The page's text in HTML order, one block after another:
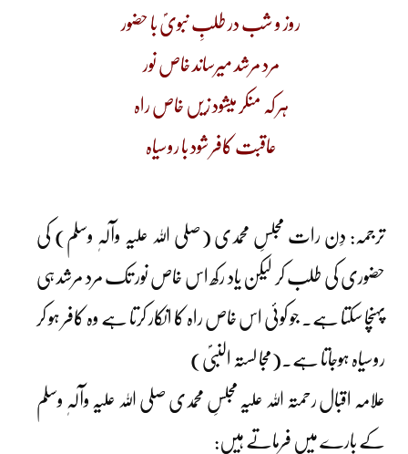
روز و شب در طلبِ نبویؐ با حضور
مرد مرشد میرساند خاص نور
ہر کہ منکر میشود زیں خاص راہ
عاقبت کافر شود با روسیاہ
ترجمہ: دِن رات مجلسِ محمدی (صلی اللہ علیہ وآلہٖ وسلم) کی
حضوری کی طلب کر لیکن یاد رکھ اس خاص نور تک مرد مرشد ہی
پہنچا سکتا ہے۔ جو کوئی اس خاص راہ کا انکار کرتا ہے وہ کافر ہو کر
روسیاہ ہوجاتا ہے۔(مجا لستہ النبیؐ)
علامہ اقبال رحمتہ اللہ علیہ مجلسِ محمدی صلی اللہ علیہ وآلہٖ وسلم
کے بارے میں فرماتے ہیں: